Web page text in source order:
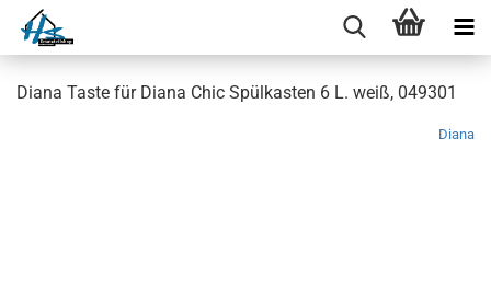
Diana Taste für Diana Chic Spülkasten 6 L. weiß, 049301
Diana